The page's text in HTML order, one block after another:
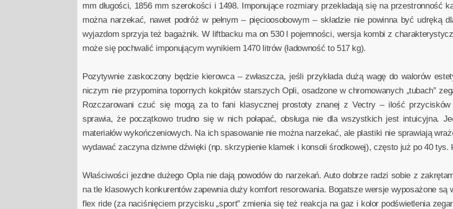
mm długości, 1856 mm szerokości i 1498. Imponujące rozmiary przekładają się na przestronność
można narzekać, nawet podróż w pełnym – pięcioosobowym – składzie nie powinna być udręką
wyjazdom sprzyja też bagażnik. W liftbacku ma on 530 l pojemności, wersja kombi z
może się pochwalić imponującym wynikiem 1470 litrów (ładowność to 517 kg).
Pozytywnie zaskoczony będzie kierowca – zwłaszcza, jeśli przykłada dużą wagę do walorów
niczym nie przypomina topornych kokpitów starszych Opli, osadzone w chromowanych „tubach”
Rozczarowani czuć się mogą za to fani klasycznej prostoty znanej z Vectry – ilość przycisków
sprawia, że początkowo trudno się w nich połapać, obsługa nie dla wszystkich jest intuicyjna.
materiałów wykończeniowych. Na ich spasowanie nie można narzekać, ale plastiki nie sprawiają
wydawać zaczyna dziwne dźwięki (np. skrzypienie klamek i konsoli środkowej), często już po 40
Właściwości jezdne dużego Opla nie dają powodów do narzekań. Auto dobrze radzi sobie z
na tle klasowych konkurentów zapewnia duży komfort resorowania. Bogatsze wersje wyposażone są
flex ride (za naciśnięciem przycisku „sport” zmienia się też reakcja na gaz i kolor podświetlenia